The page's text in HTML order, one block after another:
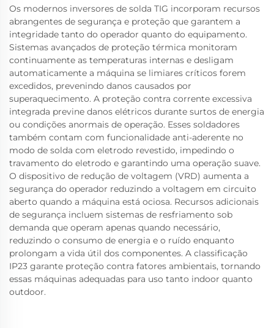
Os modernos inversores de solda TIG incorporam recursos
abrangentes de segurança e proteção que garantem a
integridade tanto do operador quanto do equipamento.
Sistemas avançados de proteção térmica monitoram
continuamente as temperaturas internas e desligam
automaticamente a máquina se limiares críticos forem
excedidos, prevenindo danos causados por
superaquecimento. A proteção contra corrente excessiva
integrada previne danos elétricos durante surtos de energia
ou condições anormais de operação. Esses soldadores
também contam com funcionalidade anti-aderente no
modo de solda com eletrodo revestido, impedindo o
travamento do eletrodo e garantindo uma operação suave.
O dispositivo de redução de voltagem (VRD) aumenta a
segurança do operador reduzindo a voltagem em circuito
aberto quando a máquina está ociosa. Recursos adicionais
de segurança incluem sistemas de resfriamento sob
demanda que operam apenas quando necessário,
reduzindo o consumo de energia e o ruído enquanto
prolongam a vida útil dos componentes. A classificação
IP23 garante proteção contra fatores ambientais, tornando
essas máquinas adequadas para uso tanto indoor quanto
outdoor.